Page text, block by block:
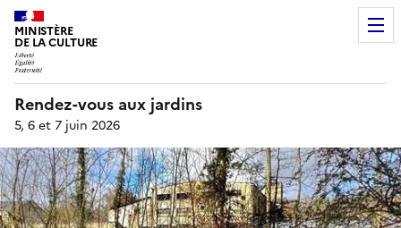
MINISTÈRE
DE LA CULTURE
Rendez-vous aux jardins
5, 6 et 7 juin 2026